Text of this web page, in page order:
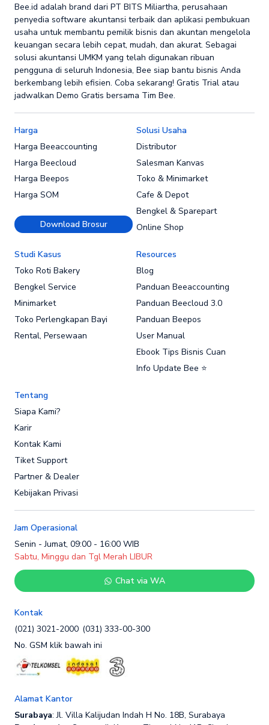
Bee.id adalah brand dari PT BITS Miliartha, perusahaan
penyedia software akuntansi terbaik dan aplikasi pembukuan
usaha untuk membantu pemilik bisnis dan akuntan mengelola
keuangan secara lebih cepat, mudah, dan akurat. Sebagai
solusi akuntansi UMKM yang telah digunakan ribuan
pengguna di seluruh Indonesia, Bee siap bantu bisnis Anda
berkembang lebih efisien. Coba sekarang! Gratis Trial atau
jadwalkan Demo Gratis bersama Tim Bee.
Harga
Harga Beeaccounting
Harga Beecloud
Harga Beepos
Harga SOM
Download Brosur
Solusi Usaha
Distributor
Salesman Kanvas
Toko & Minimarket
Cafe & Depot
Bengkel & Sparepart
Online Shop
Studi Kasus
Toko Roti Bakery
Bengkel Service
Minimarket
Toko Perlengkapan Bayi
Rental, Persewaan
Resources
Blog
Panduan Beeaccounting
Panduan Beecloud 3.0
Panduan Beepos
User Manual
Ebook Tips Bisnis Cuan
Info Update Bee ⭐
Tentang
Siapa Kami?
Karir
Kontak Kami
Tiket Support
Partner & Dealer
Kebijakan Privasi
Jam Operasional
Senin - Jumat, 09:00 - 16:00 WIB
Sabtu, Minggu dan Tgl Merah LIBUR
Chat via WA
Kontak
(021) 3021-2000 (031) 333-00-300
No. GSM klik bawah ini
Alamat Kantor
Surabaya: Jl. Villa Kalijudan Indah H No. 18B, Surabaya